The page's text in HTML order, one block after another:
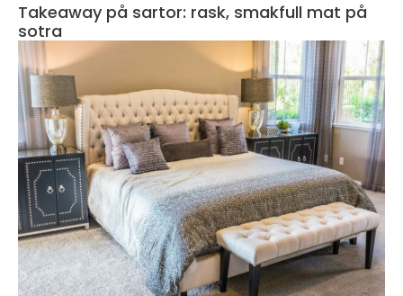
Takeaway på sartor: rask, smakfull mat på
sotra